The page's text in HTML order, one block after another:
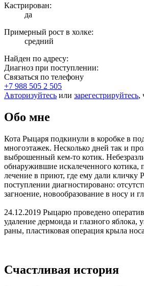
Кастрирован:
да
Примерный рост в холке:
средний
Найден по адресу:
Диагноз при поступлении:
Связаться по телефону
+7 988 505 2 505
Авторизуйтесь или зарегестрируйтесь,
Обо мне
Кота Рыцаря подкинули в коробке в
многоэтажек. Несколько дней так и
выброшенный кем-то котик.
обнаружившие искалеченного котика,
лечение в приют, где ему дали кличку
поступлении диагностировано:
загноение, новообразование в носу и
24.12.2019 Рыцарю проведено
удаление дермоида и глазного яблока,
раны, пластиковая операция крыла
Счастливая история